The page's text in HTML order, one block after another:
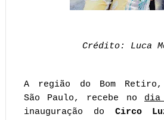
Crédito: Luca
A região do Bom
São Paulo, recebe no
inauguração do Circo